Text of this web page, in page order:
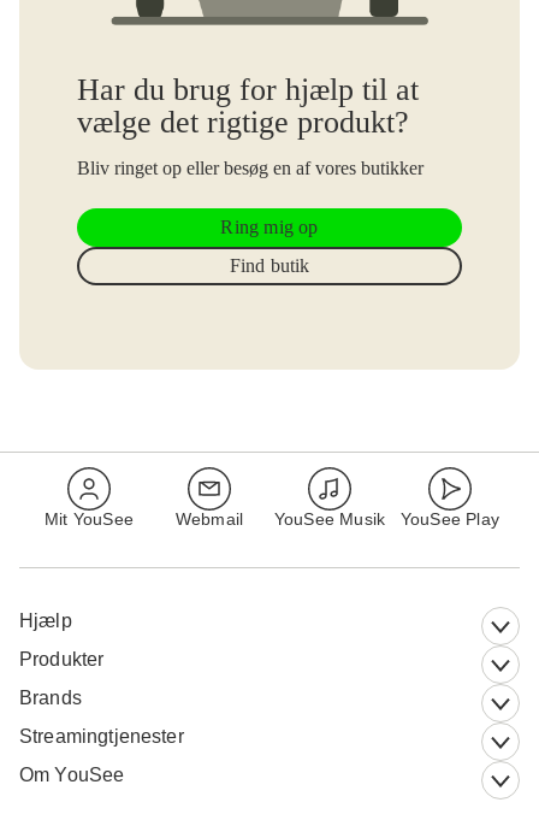
Har du brug for hjælp til at
vælge det rigtige produkt?
Bliv ringet op eller besøg en af vores butikker
Ring mig op
Find butik
Mit YouSee Webmail YouSee Musik YouSee Play
Hjælp
Produkter
Brands
Streamingtjenester
Om YouSee